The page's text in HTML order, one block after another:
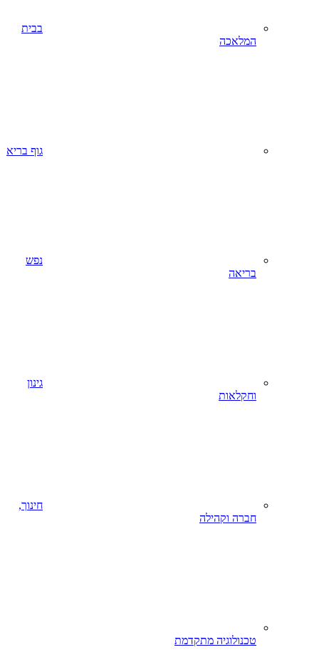
בבית
המלאכה
גוף בריא
נפש
בריאה
גינון
וחקלאות
חינוך,
חברה וקהילה
טכנולוגיה מתקדמת